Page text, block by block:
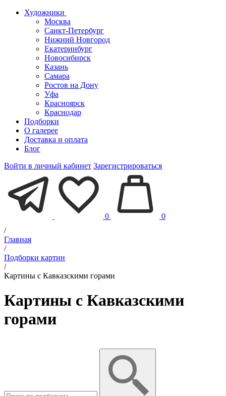
Художники
Москва
Санкт-Петербург
Нижний Новгород
Екатеринбург
Новосибирск
Казань
Самара
Ростов на Дону
Уфа
Красноярск
Краснодар
Подборки
О галерее
Доставка и оплата
Блог
Войти в личный кабинет Зарегистрироваться
0
0
/
Главная
/
Подборки картин
/
Картины с Кавказскими горами
Картины с Кавказскими
горами